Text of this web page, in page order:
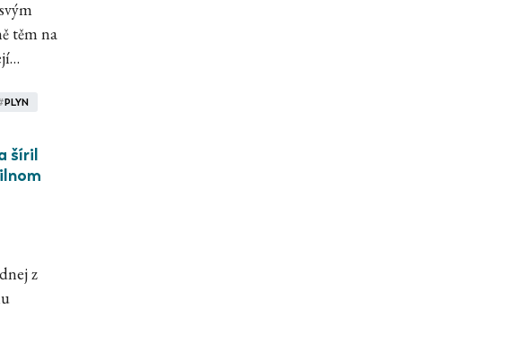
těm na
PLYN
šíril
z